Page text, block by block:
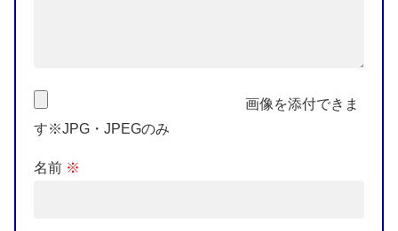
画像を添付できま
す※JPG・JPEGのみ
名前 ※